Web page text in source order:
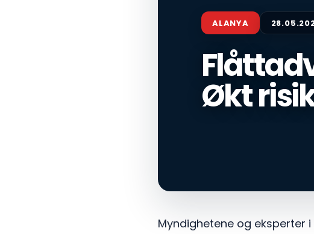
ALANYA
Økt
Myndighetene og eksperter